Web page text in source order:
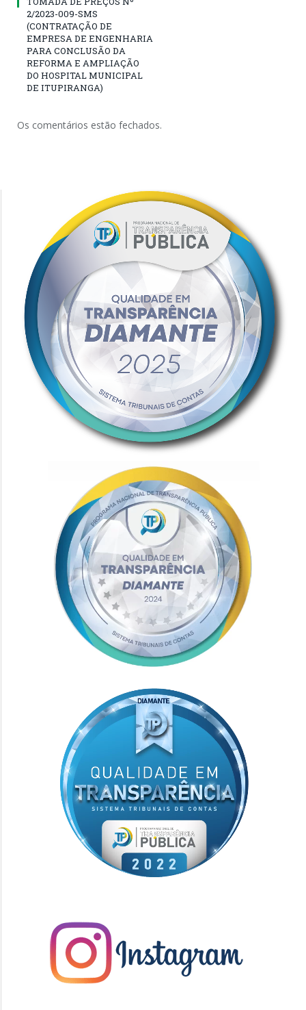
2/2023-009-SMS
(CONTRATAÇÃO DE
EMPRESA DE ENGENHARIA
PARA CONCLUSÃO DA
REFORMA E AMPLIAÇÃO
DO HOSPITAL MUNICIPAL
DE ITUPIRANGA)
Os comentários estão fechados.